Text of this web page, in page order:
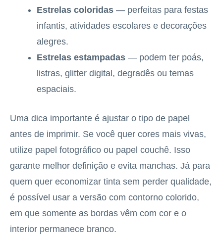
Estrelas coloridas — perfeitas para festas
infantis, atividades escolares e decorações
alegres.
Estrelas estampadas — podem ter poás,
listras, glitter digital, degradês ou temas
espaciais.
Uma dica importante é ajustar o tipo de papel
antes de imprimir. Se você quer cores mais vivas,
utilize papel fotográfico ou papel couchê. Isso
garante melhor definição e evita manchas. Já para
quem quer economizar tinta sem perder qualidade,
é possível usar a versão com contorno colorido,
em que somente as bordas vêm com cor e o
interior permanece branco.